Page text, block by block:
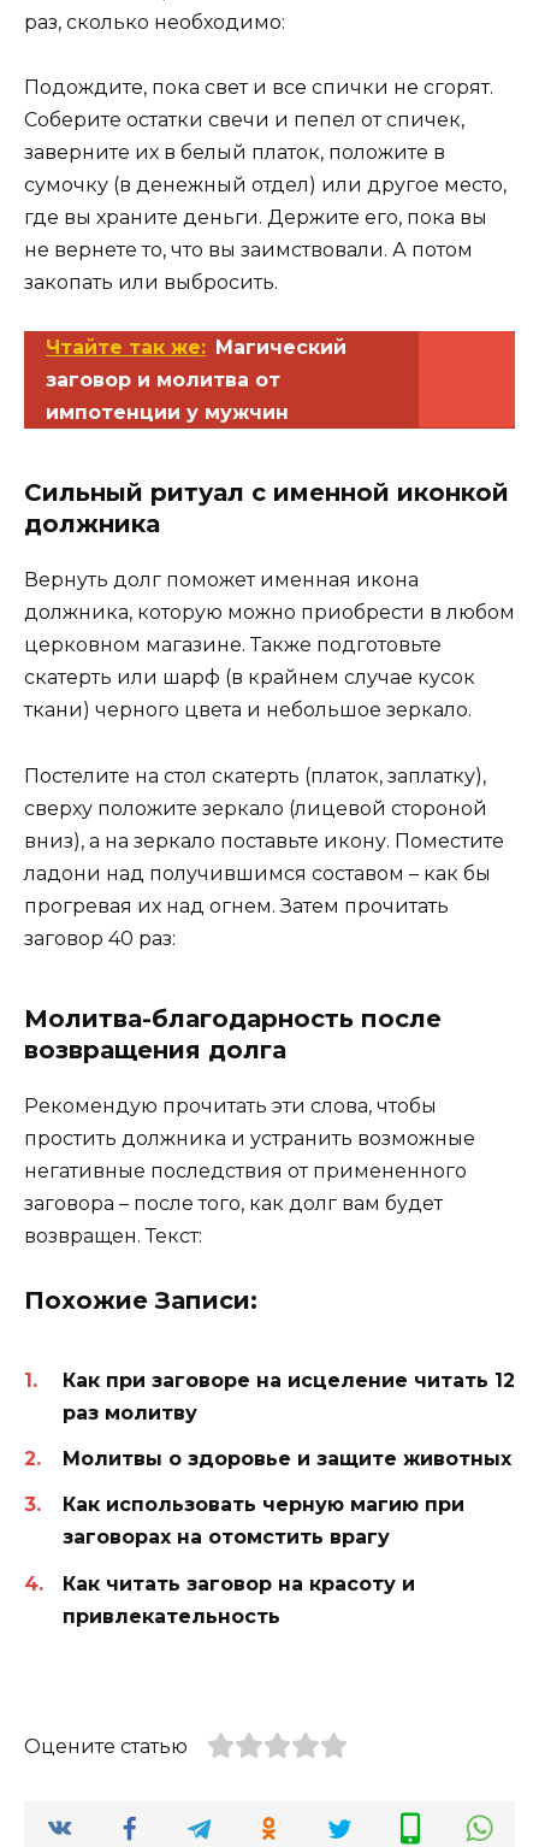
раз, сколько необходимо:
Подождите, пока свет и все спички не сгорят.
Соберите остатки свечи и пепел от спичек,
заверните их в белый платок, положите в
сумочку (в денежный отдел) или другое место,
где вы храните деньги. Держите его, пока вы
не вернете то, что вы заимствовали. А потом
закопать или выбросить.
Чтайте так же: Магический
заговор и молитва от
импотенции у мужчин
Сильный ритуал с именной иконкой
должника
Вернуть долг поможет именная икона
должника, которую можно приобрести в любом
церковном магазине. Также подготовьте
скатерть или шарф (в крайнем случае кусок
ткани) черного цвета и небольшое зеркало.
Постелите на стол скатерть (платок, заплатку),
сверху положите зеркало (лицевой стороной
вниз), а на зеркало поставьте икону. Поместите
ладони над получившимся составом – как бы
прогревая их над огнем. Затем прочитать
заговор 40 раз:
Молитва-благодарность после
возвращения долга
Рекомендую прочитать эти слова, чтобы
простить должника и устранить возможные
негативные последствия от примененного
заговора – после того, как долг вам будет
возвращен. Текст:
Похожие Записи:
Как при заговоре на исцеление читать 12
раз молитву
Молитвы о здоровье и защите животных
Как использовать черную магию при
заговорах на отомстить врагу
Как читать заговор на красоту и
привлекательность
Оцените статью